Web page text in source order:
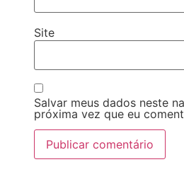
Site
Salvar meus dados neste
próxima vez que eu